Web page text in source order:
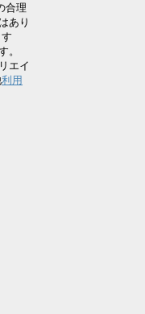
合理
あり
。
エイ
利用